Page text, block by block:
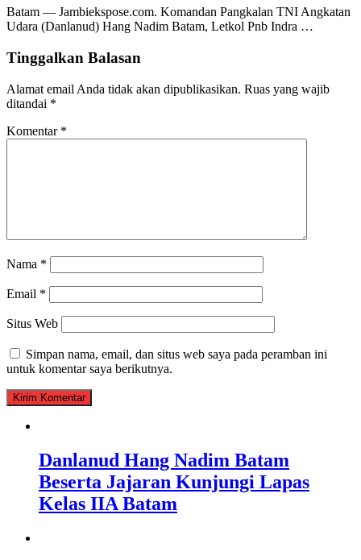
Batam — Jambiekspose.com. Komandan Pangkalan TNI Angkatan
Udara (Danlanud) Hang Nadim Batam, Letkol Pnb Indra …
Tinggalkan Balasan
Alamat email Anda tidak akan dipublikasikan. Ruas yang wajib
ditandai *
Komentar *
Nama *
Email *
Situs Web
Simpan nama, email, dan situs web saya pada peramban ini
untuk komentar saya berikutnya.
Danlanud Hang Nadim Batam
Beserta Jajaran Kunjungi Lapas
Kelas IIA Batam